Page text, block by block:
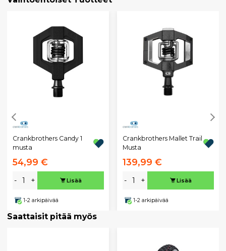
Crankbrothers Candy 1
musta
54,99 €
- + Lisää
1-2 arkipäivää
Crankbrothers Mallet Trail
Musta
139,99 €
- + Lisää
1-2 arkipäivää
Saattaisit pitää myös